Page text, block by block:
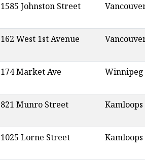
1585 Johnston Street
162 West 1st Avenue
174 Market Ave Winnipeg
821 Munro Street Kamloops
1025 Lorne Street Kamloops